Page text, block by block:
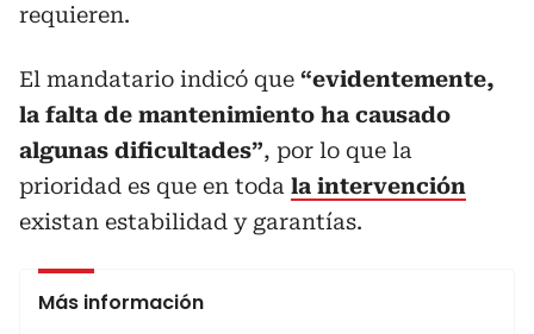
requieren.
El mandatario indicó que “evidentemente,
la falta de mantenimiento ha causado
algunas dificultades”, por lo que la
prioridad es que en toda la intervención
existan estabilidad y garantías.
Más información